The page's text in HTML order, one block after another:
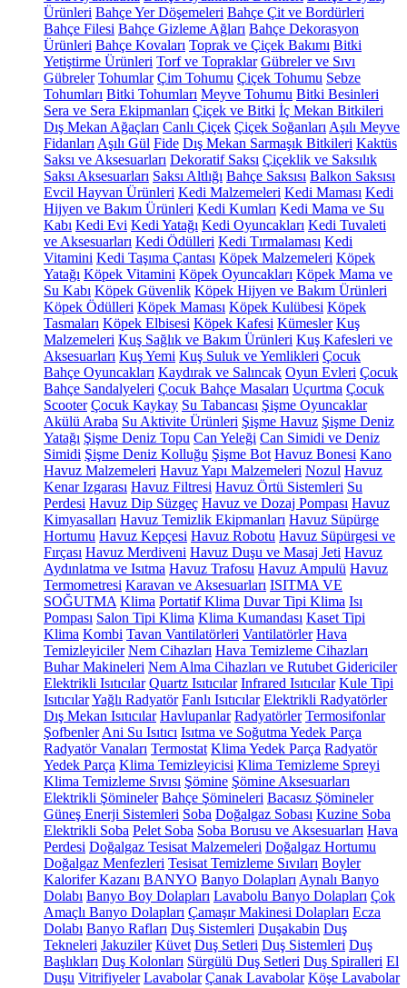
Ürünleri Bahçe Yer Döşemeleri Bahçe Çit ve Bordürleri
Bahçe Filesi Bahçe Gizleme Ağları Bahçe Dekorasyon
Ürünleri Bahçe Kovaları Toprak ve Çiçek Bakımı Bitki
Yetiştirme Ürünleri Torf ve Topraklar Gübreler ve Sıvı
Gübreler Tohumlar Çim Tohumu Çiçek Tohumu Sebze
Tohumları Bitki Tohumları Meyve Tohumu Bitki Besinleri
Sera ve Sera Ekipmanları Çiçek ve Bitki İç Mekan Bitkileri
Dış Mekan Ağaçları Canlı Çiçek Çiçek Soğanları Aşılı Meyve
Fidanları Aşılı Gül Fide Dış Mekan Sarmaşık Bitkileri Kaktüs
Saksı ve Aksesuarları Dekoratif Saksı Çiçeklik ve Saksılık
Saksı Aksesuarları Saksı Altlığı Bahçe Saksısı Balkon Saksısı
Evcil Hayvan Ürünleri Kedi Malzemeleri Kedi Maması Kedi
Hijyen ve Bakım Ürünleri Kedi Kumları Kedi Mama ve Su
Kabı Kedi Evi Kedi Yatağı Kedi Oyuncakları Kedi Tuvaleti
ve Aksesuarları Kedi Ödülleri Kedi Tırmalaması Kedi
Vitamini Kedi Taşıma Çantası Köpek Malzemeleri Köpek
Yatağı Köpek Vitamini Köpek Oyuncakları Köpek Mama ve
Su Kabı Köpek Güvenlik Köpek Hijyen ve Bakım Ürünleri
Köpek Ödülleri Köpek Maması Köpek Kulübesi Köpek
Tasmaları Köpek Elbisesi Köpek Kafesi Kümesler Kuş
Malzemeleri Kuş Sağlık ve Bakım Ürünleri Kuş Kafesleri ve
Aksesuarları Kuş Yemi Kuş Suluk ve Yemlikleri Çocuk
Bahçe Oyuncakları Kaydırak ve Salıncak Oyun Evleri Çocuk
Bahçe Sandalyeleri Çocuk Bahçe Masaları Uçurtma Çocuk
Scooter Çocuk Kaykay Su Tabancası Şişme Oyuncaklar
Akülü Araba Su Aktivite Ürünleri Şişme Havuz Şişme Deniz
Yatağı Şişme Deniz Topu Can Yeleği Can Simidi ve Deniz
Simidi Şişme Deniz Kolluğu Şişme Bot Havuz Bonesi Kano
Havuz Malzemeleri Havuz Yapı Malzemeleri Nozul Havuz
Kenar Izgarası Havuz Filtresi Havuz Örtü Sistemleri Su
Perdesi Havuz Dip Süzgeç Havuz ve Dozaj Pompası Havuz
Kimyasalları Havuz Temizlik Ekipmanları Havuz Süpürge
Hortumu Havuz Kepçesi Havuz Robotu Havuz Süpürgesi ve
Fırçası Havuz Merdiveni Havuz Duşu ve Masaj Jeti Havuz
Aydınlatma ve Isıtma Havuz Trafosu Havuz Ampulü Havuz
Termometresi Karavan ve Aksesuarları ISITMA VE
SOĞUTMA Klima Portatif Klima Duvar Tipi Klima Isı
Pompası Salon Tipi Klima Klima Kumandası Kaset Tipi
Klima Kombi Tavan Vantilatörleri Vantilatörler Hava
Temizleyiciler Nem Cihazları Hava Temizleme Cihazları
Buhar Makineleri Nem Alma Cihazları ve Rutubet Gidericiler
Elektrikli Isıtıcılar Quartz Isıtıcılar Infrared Isıtıcılar Kule Tipi
IsıtıcılarYağlı Radyatör Fanlı Isıtıcılar Elektrikli Radyatörler
Dış Mekan Isıtıcılar Havlupanlar Radyatörler Termosifonlar
Şofbenler Ani Su Isıtıcı Isıtma ve Soğutma Yedek Parça
Radyatör Vanaları Termostat Klima Yedek Parça Radyatör
Yedek Parça Klima Temizleyicisi Klima Temizleme Spreyi
Klima Temizleme Sıvısı Şömine Şömine Aksesuarları
Elektrikli Şömineler Bahçe Şömineleri Bacasız Şömineler
Güneş Enerji Sistemleri Soba Doğalgaz Sobası Kuzine Soba
Elektrikli Soba Pelet Soba Soba Borusu ve Aksesuarları Hava
Perdesi Doğalgaz Tesisat Malzemeleri Doğalgaz Hortumu
Doğalgaz Menfezleri Tesisat Temizleme Sıvıları Boyler
Kalorifer Kazanı BANYO Banyo Dolapları Aynalı Banyo
Dolabı Banyo Boy Dolapları Lavabolu Banyo Dolapları Çok
Amaçlı Banyo Dolapları Çamaşır Makinesi Dolapları Ecza
Dolabı Banyo Rafları Duş Sistemleri Duşakabin Duş
Tekneleri Jakuziler Küvet Duş Setleri Duş Sistemleri Duş
Başlıkları Duş Kolonları Sürgülü Duş Setleri Duş Spiralleri El
Duşu Vitrifiyeler Lavabolar Çanak Lavabolar Köşe Lavabolar